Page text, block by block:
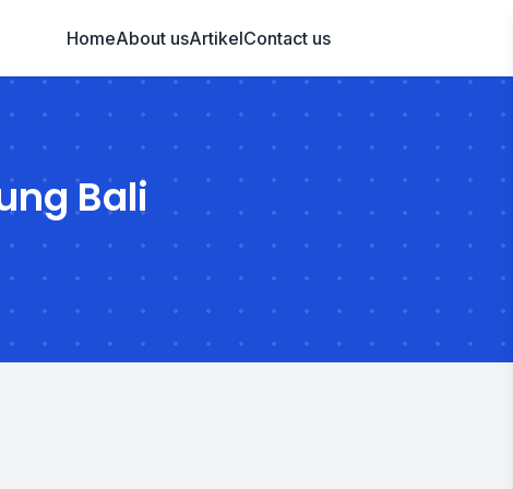
HomeAbout usArtikelContact us
Bali